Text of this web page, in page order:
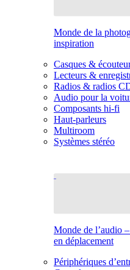
Monde de la
inspiration
Casques &
Lecteurs &
Radios & radios
Audio pour la
Composants hi-fi
Haut-parleurs
Multiroom
Systèmes stéréo
Monde de l’audio
en déplacement
Périphériques